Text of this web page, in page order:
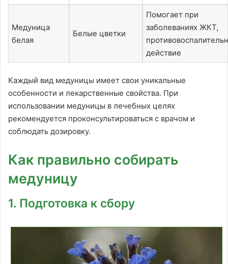
Медуница
белая
Белые цветки
Помогает при
заболеваниях ЖКТ,
действие
Каждый вид медуницы имеет свои уникальные
особенности и лекарственные свойства. При
использовании медуницы в лечебных целях
рекомендуется проконсультироваться с врачом и
соблюдать дозировку.
Как правильно собирать
медуницу
1. Подготовка к сбору